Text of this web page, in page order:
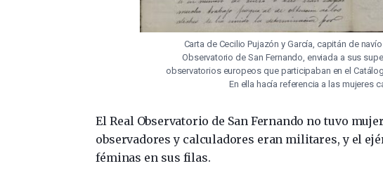
Carta de Cecilio Pujazón y García, capitán de
Observatorio de San Fernando, enviada a sus
observatorios europeos que participaban en el
En ella hacía referencia a las mujeres
El Real Observatorio de San Fernando no tuvo
observadores y calculadores eran militares, y el
féminas en sus filas.